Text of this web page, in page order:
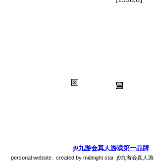
j9九游会真人游戏第一品牌
personal website. created by midnight star .j9九游会真人